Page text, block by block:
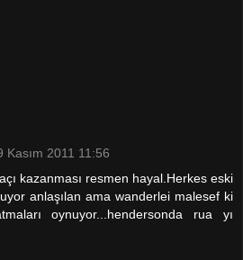
Kasım 2011 11:56
kazanması resmen hayal.Herkes eski
anlaşılan ama wanderlei malesef ki
oynuyor...hendersonda rua yı